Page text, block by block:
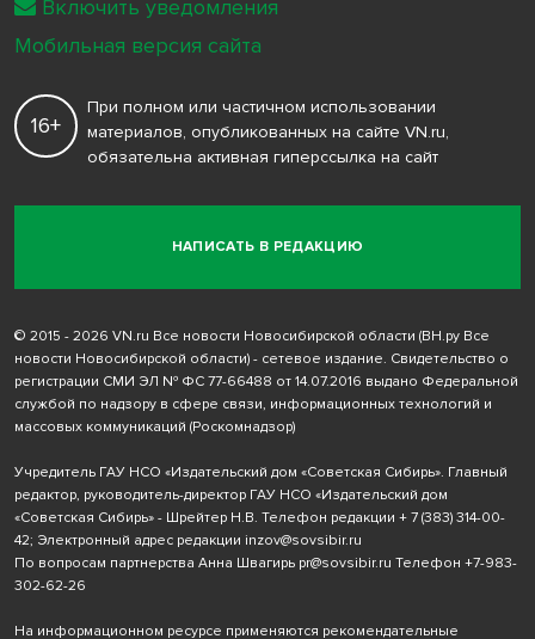
НАПИСАТЬ В РЕДАКЦИЮ
16+
При полном или частичном использовании
материалов, опубликованных на сайте VN.ru,
обязательна активная гиперссылка на сайт
© 2015 - 2026 VN.ru Все новости Новосибирской области (ВН.ру Все
новости Новосибирской области) - сетевое издание. Свидетельство о
регистрации СМИ ЭЛ № ФС 77-66488 от 14.07.2016 выдано Федеральной
службой по надзору в сфере связи, информационных технологий и
массовых коммуникаций (Роскомнадзор)
Учредитель ГАУ НСО «Издательский дом «Советская Сибирь». Главный
редактор, руководитель-директор ГАУ НСО «Издательский дом
«Советская Сибирь» - Шрейтер Н.В. Телефон редакции + 7 (383) 314-00-
42; Электронный адрес редакции inzov@sovsibir.ru
По вопросам партнерства Анна Швагирь pr@sovsibir.ru Телефон +7-983-
302-62-26
На информационном ресурсе применяются рекомендательные
Включить уведомления
Мобильная версия сайта